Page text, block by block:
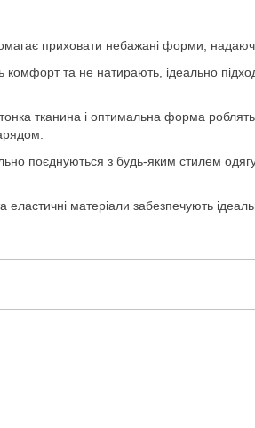
приховати небажані форми,
комфорт та не натирають, ідеально
тканина і оптимальна форма
поєднуються з будь-яким стилем
еластичні матеріали забезпечують